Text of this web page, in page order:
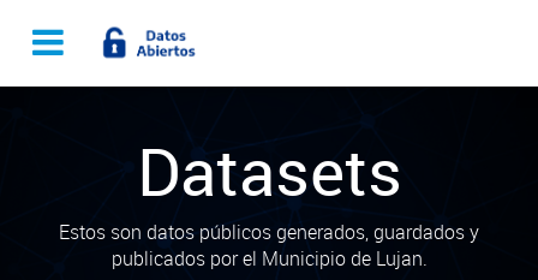
Datasets
Estos son datos públicos generados, guardados y
publicados por el Municipio de Lujan.